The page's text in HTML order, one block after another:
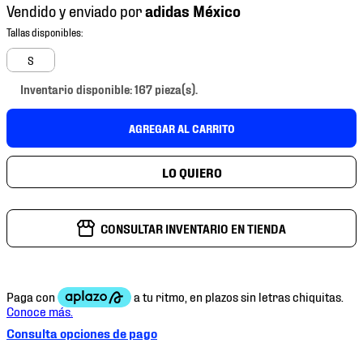
Vendido y enviado por
S
Inventario disponible: 167 pieza(s).
AGREGAR AL CARRITO
CONSULTAR INVENTARIO EN TIENDA
Consulta opciones de pago
3.
tenis
4.
tenis futbol
5.
mochila
8.
chivas
9.
tenis niño
10. tenis nike